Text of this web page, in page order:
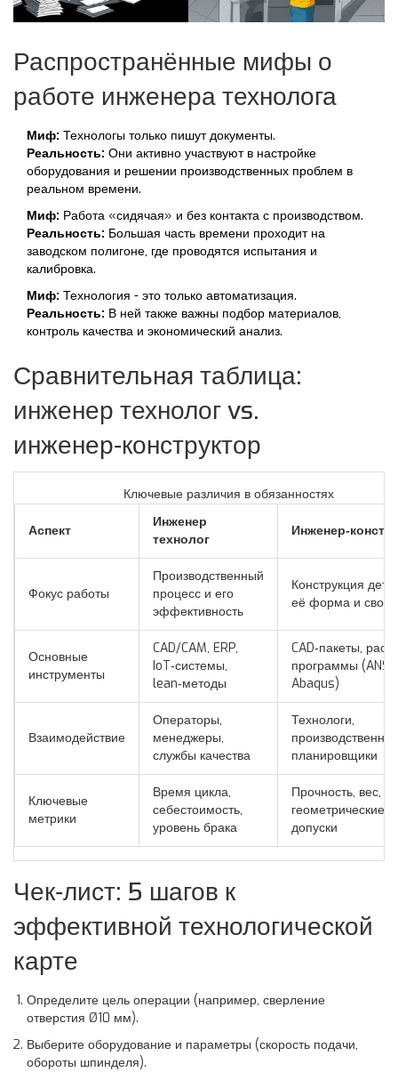
Распространённые мифы о
работе инженера технолога
Миф: Технологы только пишут документы.
Реальность: Они активно участвуют в настройке
оборудования и решении производственных проблем в
реальном времени.
Миф: Работа «сидячая» и без контакта с производством.
Реальность: Большая часть времени проходит на
заводском полигоне, где проводятся испытания и
калибровка.
Миф: Технология - это только автоматизация.
Реальность: В ней также важны подбор материалов,
контроль качества и экономический анализ.
Сравнительная таблица:
инженер технолог vs.
инженер‑конструктор
Ключевые различия в обязанностях
Аспект
Инженер
технолог
Фокус работы
Производственный
процесс и его
эффективность
Конструкция
её форма и
Основные
инструменты
CAD/CAM, ERP,
IoT‑системы,
lean‑методы
CAD‑пакеты,
программы
Abaqus)
Взаимодействие
Операторы,
менеджеры,
службы качества
Технологи,
планировщики
Ключевые
метрики
Время цикла,
себестоимость,
уровень брака
Прочность, вес,
геометрические
допуски
Чек‑лист: 5 шагов к
эффективной технологической
карте
Определите цель операции (например, сверление
отверстия Ø10 мм).
Выберите оборудование и параметры (скорость подачи,
обороты шпинделя).